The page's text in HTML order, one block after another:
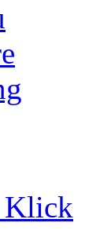
Klick